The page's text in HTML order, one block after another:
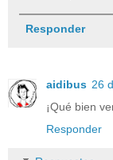
Responder
aidibus 26
¡Qué bien
Responder